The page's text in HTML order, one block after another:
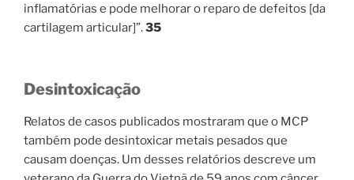
inflamatórias e pode melhorar o reparo de defeitos [da
cartilagem articular]”.35
Desintoxicação
Relatos de casos publicados mostraram que o MCP
também pode desintoxicar metais pesados ​​que
causam doenças. Um desses relatórios descreve um